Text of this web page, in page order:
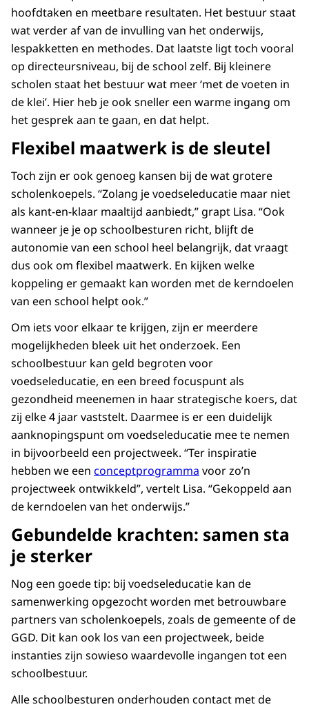
hoofdtaken en meetbare resultaten. Het bestuur staat
wat verder af van de invulling van het onderwijs,
lespakketten en methodes. Dat laatste ligt toch vooral
op directeursniveau, bij de school zelf. Bij kleinere
scholen staat het bestuur wat meer ‘met de voeten in
de klei’. Hier heb je ook sneller een warme ingang om
het gesprek aan te gaan, en dat helpt.
Flexibel maatwerk is de sleutel
Toch zijn er ook genoeg kansen bij de wat grotere
scholenkoepels. “Zolang je voedseleducatie maar niet
als kant-en-klaar maaltijd aanbiedt,” grapt Lisa. “Ook
wanneer je je op schoolbesturen richt, blijft de
autonomie van een school heel belangrijk, dat vraagt
dus ook om flexibel maatwerk. En kijken welke
koppeling er gemaakt kan worden met de kerndoelen
van een school helpt ook.”
Om iets voor elkaar te krijgen, zijn er meerdere
mogelijkheden bleek uit het onderzoek. Een
schoolbestuur kan geld begroten voor
voedseleducatie, en een breed focuspunt als
gezondheid meenemen in haar strategische koers, dat
zij elke 4 jaar vaststelt. Daarmee is er een duidelijk
aanknopingspunt om voedseleducatie mee te nemen
in bijvoorbeeld een projectweek. “Ter inspiratie
hebben we een conceptprogramma voor zo’n
projectweek ontwikkeld”, vertelt Lisa. “Gekoppeld aan
de kerndoelen van het onderwijs.”
Gebundelde krachten: samen sta
je sterker
Nog een goede tip: bij voedseleducatie kan de
samenwerking opgezocht worden met betrouwbare
partners van scholenkoepels, zoals de gemeente of de
GGD. Dit kan ook los van een projectweek, beide
instanties zijn sowieso waardevolle ingangen tot een
schoolbestuur.
Alle schoolbesturen onderhouden contact met de